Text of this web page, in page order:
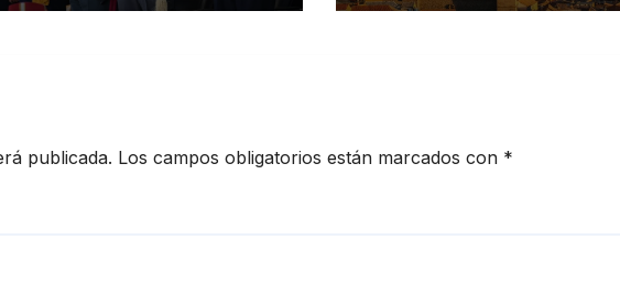
publicada. Los campos obligatorios están marcados con *